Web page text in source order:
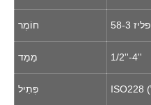
חוֹמֶר 58-3 פליז
מֵמַד 1/2''-4''
פְּתִיל